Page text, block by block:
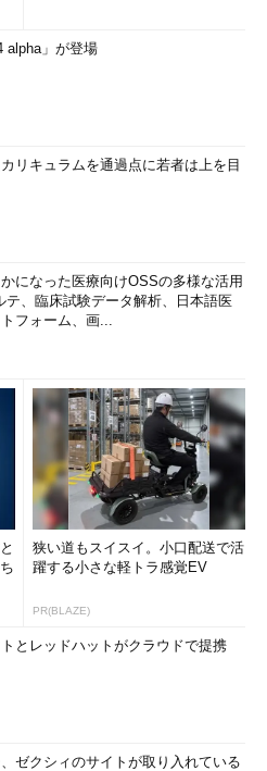
alpha」が登場
リキュラムを通過点に若者は上を目
になった医療向けOSSの多様な活用
、臨床試験データ解析、日本語医
フォーム、画...
狭い道もスイスイ。小口配送で活
躍する小さな軽トラ感覚EV
PR(BLAZE)
とレッドハットがクラウドで提携
ゼクシィのサイトが取り入れている